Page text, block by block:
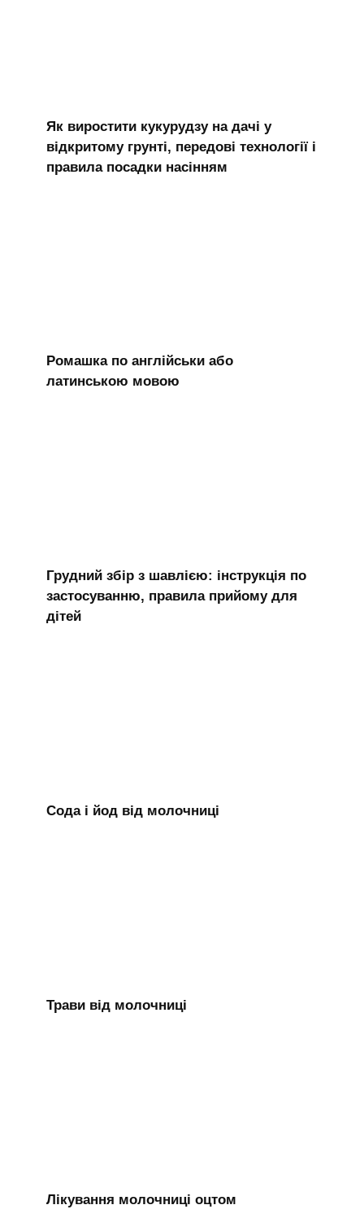
Як виростити кукурудзу на дачі у
відкритому грунті, передові технології і
правила посадки насінням
Ромашка по англійськи або
латинською мовою
Грудний збір з шавлією: інструкція по
застосуванню, правила прийому для
дітей
Сода і йод від молочниці
Трави від молочниці
Лікування молочниці оцтом